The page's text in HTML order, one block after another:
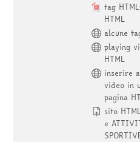
tag
HTML
alcune
playing
HTML
inserire
video in
pagina
sito
e